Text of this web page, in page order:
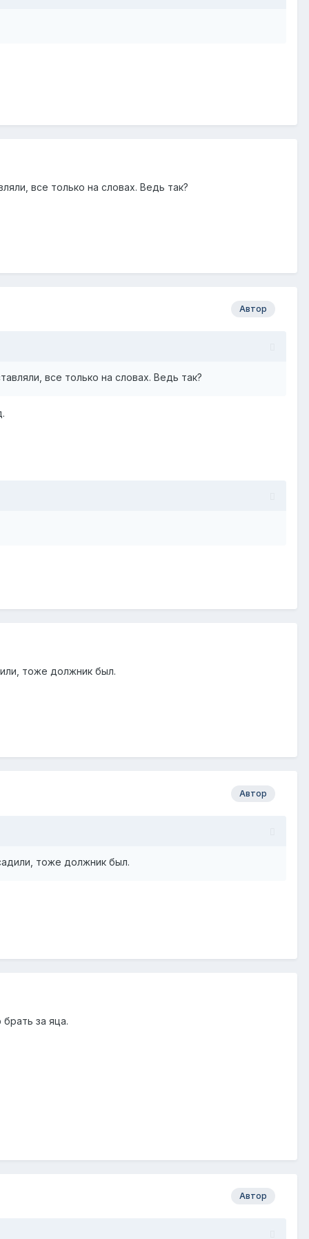
все только на словах. Ведь так?
Автор
все только на словах. Ведь так?
тоже должник был.
Автор
тоже должник был.
за яца.
Автор